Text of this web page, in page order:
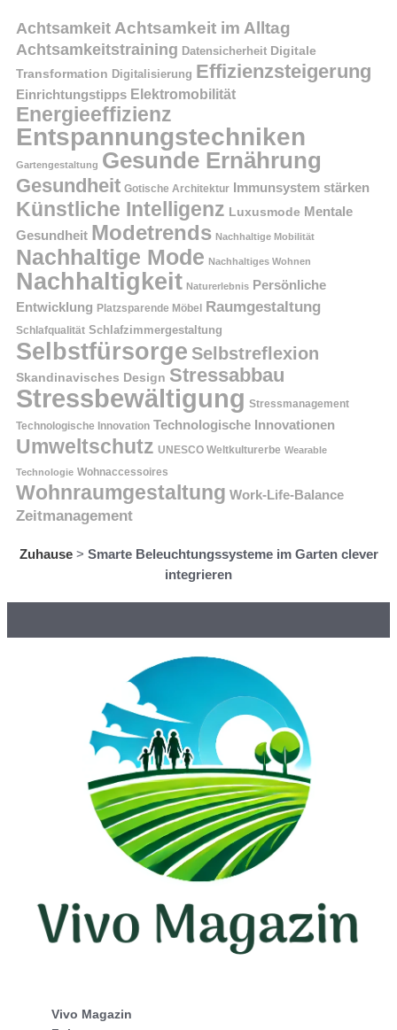
Achtsamkeit Achtsamkeit im Alltag
Achtsamkeitstraining Datensicherheit Digitale
Transformation Digitalisierung Effizienzsteigerung
Einrichtungstipps Elektromobilität
Energieeffizienz
Entspannungstechniken
Gartengestaltung Gesunde Ernährung
Gesundheit Gotische Architektur Immunsystem stärken
Künstliche Intelligenz Luxusmode Mentale
Gesundheit Modetrends Nachhaltige Mobilität
Nachhaltige Mode Nachhaltiges Wohnen
Nachhaltigkeit Naturerlebnis Persönliche
Entwicklung Platzsparende Möbel Raumgestaltung
Schlafqualität Schlafzimmergestaltung
Selbstfürsorge Selbstreflexion
Skandinavisches Design Stressabbau
Stressbewältigung Stressmanagement
Technologische Innovation Technologische Innovationen
Umweltschutz UNESCO Weltkulturerbe Wearable
Technologie Wohnaccessoires
Wohnraumgestaltung Work-Life-Balance
Zeitmanagement
Zuhause> Smarte Beleuchtungssysteme im Garten clever
integrieren
Vivo Magazin